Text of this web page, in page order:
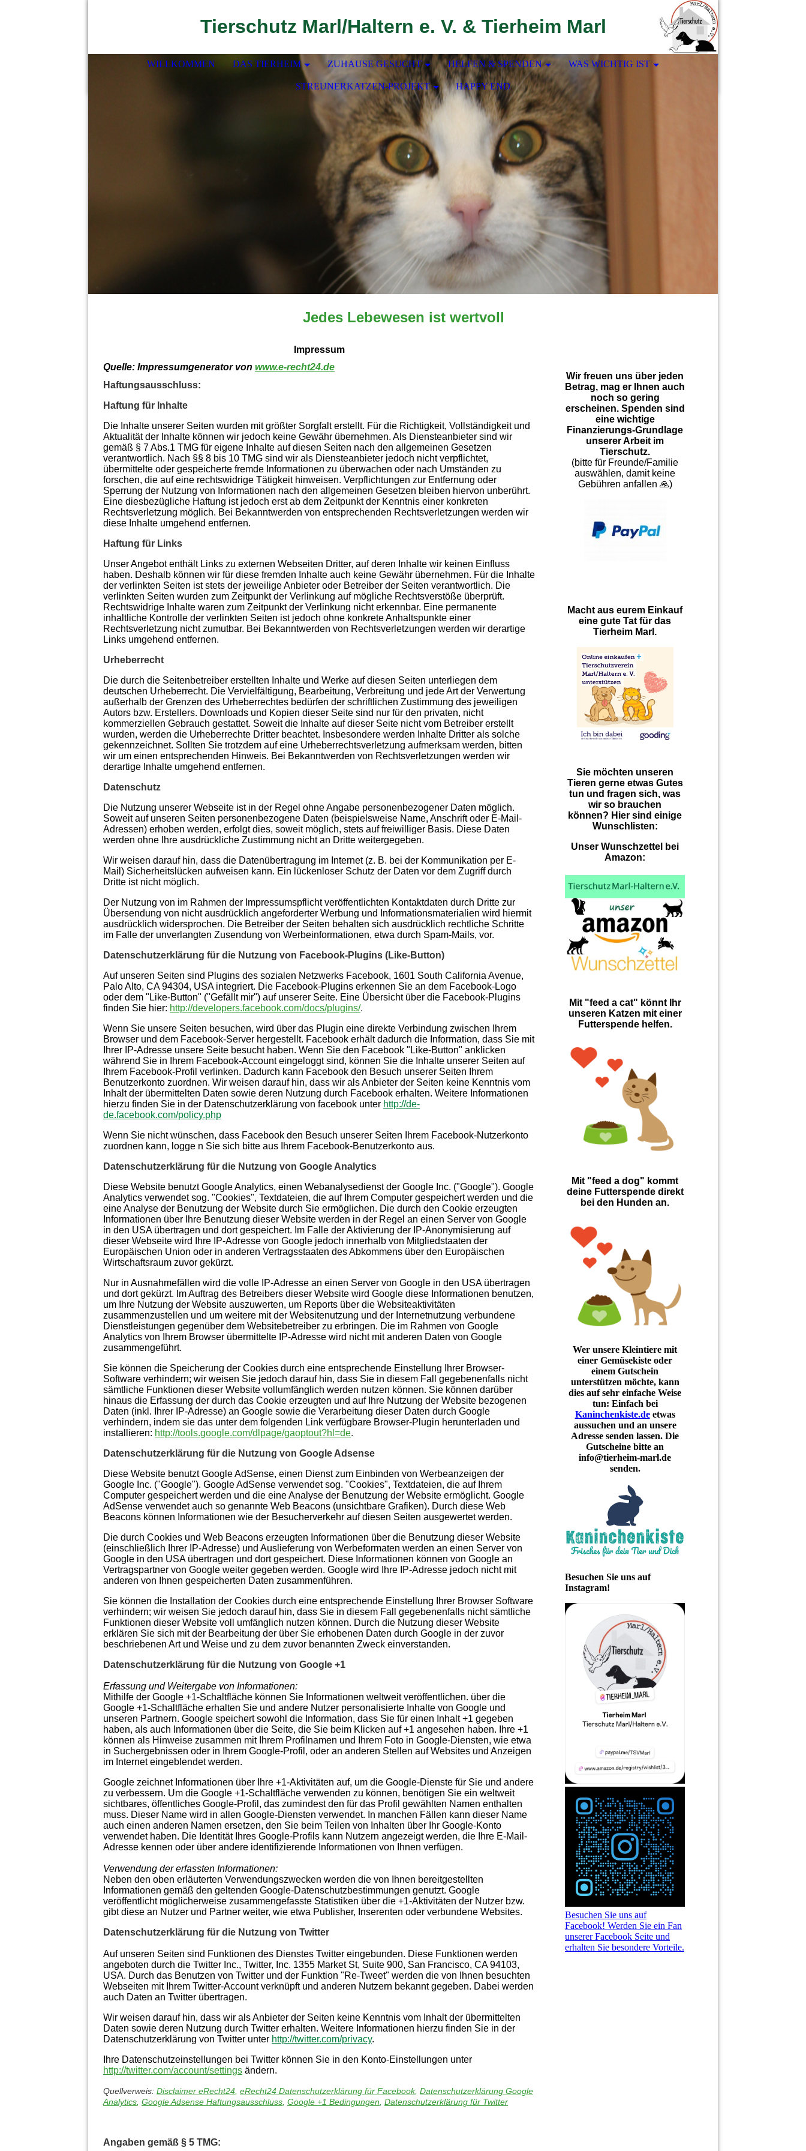
Tierschutz Marl/Haltern e. V. & Tierheim Marl
WILLKOMMEN DAS TIERHEIM ZUHAUSE GESUCHT HELFEN & SPENDEN WAS WICHTIG IST
STREUNERKATZEN-PROJEKT HAPPY END
Jedes Lebewesen ist wertvoll
Impressum
Quelle: Impressumgenerator von www.e-recht24.de
Haftungsausschluss:
Haftung für Inhalte
Die Inhalte unserer Seiten wurden mit größter Sorgfalt erstellt. Für die Richtigkeit, Vollständigkeit und
Aktualität der Inhalte können wir jedoch keine Gewähr übernehmen. Als Diensteanbieter sind wir
gemäß § 7 Abs.1 TMG für eigene Inhalte auf diesen Seiten nach den allgemeinen Gesetzen
verantwortlich. Nach §§ 8 bis 10 TMG sind wir als Diensteanbieter jedoch nicht verpflichtet,
übermittelte oder gespeicherte fremde Informationen zu überwachen oder nach Umständen zu
forschen, die auf eine rechtswidrige Tätigkeit hinweisen. Verpflichtungen zur Entfernung oder
Sperrung der Nutzung von Informationen nach den allgemeinen Gesetzen bleiben hiervon unberührt.
Eine diesbezügliche Haftung ist jedoch erst ab dem Zeitpunkt der Kenntnis einer konkreten
Rechtsverletzung möglich. Bei Bekanntwerden von entsprechenden Rechtsverletzungen werden wir
diese Inhalte umgehend entfernen.
Haftung für Links
Unser Angebot enthält Links zu externen Webseiten Dritter, auf deren Inhalte wir keinen Einfluss
haben. Deshalb können wir für diese fremden Inhalte auch keine Gewähr übernehmen. Für die Inhalte
der verlinkten Seiten ist stets der jeweilige Anbieter oder Betreiber der Seiten verantwortlich. Die
verlinkten Seiten wurden zum Zeitpunkt der Verlinkung auf mögliche Rechtsverstöße überprüft.
Rechtswidrige Inhalte waren zum Zeitpunkt der Verlinkung nicht erkennbar. Eine permanente
inhaltliche Kontrolle der verlinkten Seiten ist jedoch ohne konkrete Anhaltspunkte einer
Rechtsverletzung nicht zumutbar. Bei Bekanntwerden von Rechtsverletzungen werden wir derartige
Links umgehend entfernen.
Urheberrecht
Die durch die Seitenbetreiber erstellten Inhalte und Werke auf diesen Seiten unterliegen dem
deutschen Urheberrecht. Die Vervielfältigung, Bearbeitung, Verbreitung und jede Art der Verwertung
außerhalb der Grenzen des Urheberrechtes bedürfen der schriftlichen Zustimmung des jeweiligen
Autors bzw. Erstellers. Downloads und Kopien dieser Seite sind nur für den privaten, nicht
kommerziellen Gebrauch gestattet. Soweit die Inhalte auf dieser Seite nicht vom Betreiber erstellt
wurden, werden die Urheberrechte Dritter beachtet. Insbesondere werden Inhalte Dritter als solche
gekennzeichnet. Sollten Sie trotzdem auf eine Urheberrechtsverletzung aufmerksam werden, bitten
wir um einen entsprechenden Hinweis. Bei Bekanntwerden von Rechtsverletzungen werden wir
derartige Inhalte umgehend entfernen.
Datenschutz
Die Nutzung unserer Webseite ist in der Regel ohne Angabe personenbezogener Daten möglich.
Soweit auf unseren Seiten personenbezogene Daten (beispielsweise Name, Anschrift oder E-Mail-
Adressen) erhoben werden, erfolgt dies, soweit möglich, stets auf freiwilliger Basis. Diese Daten
werden ohne Ihre ausdrückliche Zustimmung nicht an Dritte weitergegeben.
Wir weisen darauf hin, dass die Datenübertragung im Internet (z. B. bei der Kommunikation per E-
Mail) Sicherheitslücken aufweisen kann. Ein lückenloser Schutz der Daten vor dem Zugriff durch
Dritte ist nicht möglich.
Der Nutzung von im Rahmen der Impressumspflicht veröffentlichten Kontaktdaten durch Dritte zur
Übersendung von nicht ausdrücklich angeforderter Werbung und Informationsmaterialien wird hiermit
ausdrücklich widersprochen. Die Betreiber der Seiten behalten sich ausdrücklich rechtliche Schritte
im Falle der unverlangten Zusendung von Werbeinformationen, etwa durch Spam-Mails, vor.
Datenschutzerklärung für die Nutzung von Facebook-Plugins (Like-Button)
Auf unseren Seiten sind Plugins des sozialen Netzwerks Facebook, 1601 South California Avenue,
Palo Alto, CA 94304, USA integriert. Die Facebook-Plugins erkennen Sie an dem Facebook-Logo
oder dem "Like-Button" ("Gefällt mir") auf unserer Seite. Eine Übersicht über die Facebook-Plugins
finden Sie hier: http://developers.facebook.com/docs/plugins/.
Wenn Sie unsere Seiten besuchen, wird über das Plugin eine direkte Verbindung zwischen Ihrem
Browser und dem Facebook-Server hergestellt. Facebook erhält dadurch die Information, dass Sie mit
Ihrer IP-Adresse unsere Seite besucht haben. Wenn Sie den Facebook "Like-Button" anklicken
während Sie in Ihrem Facebook-Account eingeloggt sind, können Sie die Inhalte unserer Seiten auf
Ihrem Facebook-Profil verlinken. Dadurch kann Facebook den Besuch unserer Seiten Ihrem
Benutzerkonto zuordnen. Wir weisen darauf hin, dass wir als Anbieter der Seiten keine Kenntnis vom
Inhalt der übermittelten Daten sowie deren Nutzung durch Facebook erhalten. Weitere Informationen
hierzu finden Sie in der Datenschutzerklärung von facebook unter http://de-
de.facebook.com/policy.php
Wenn Sie nicht wünschen, dass Facebook den Besuch unserer Seiten Ihrem Facebook-Nutzerkonto
zuordnen kann, logge n Sie sich bitte aus Ihrem Facebook-Benutzerkonto aus.
Datenschutzerklärung für die Nutzung von Google Analytics
Diese Website benutzt Google Analytics, einen Webanalysedienst der Google Inc. ("Google"). Google
Analytics verwendet sog. "Cookies", Textdateien, die auf Ihrem Computer gespeichert werden und die
eine Analyse der Benutzung der Website durch Sie ermöglichen. Die durch den Cookie erzeugten
Informationen über Ihre Benutzung dieser Website werden in der Regel an einen Server von Google
in den USA übertragen und dort gespeichert. Im Falle der Aktivierung der IP-Anonymisierung auf
dieser Webseite wird Ihre IP-Adresse von Google jedoch innerhalb von Mitgliedstaaten der
Europäischen Union oder in anderen Vertragsstaaten des Abkommens über den Europäischen
Wirtschaftsraum zuvor gekürzt.
Nur in Ausnahmefällen wird die volle IP-Adresse an einen Server von Google in den USA übertragen
und dort gekürzt. Im Auftrag des Betreibers dieser Website wird Google diese Informationen benutzen,
um Ihre Nutzung der Website auszuwerten, um Reports über die Websiteaktivitäten
zusammenzustellen und um weitere mit der Websitenutzung und der Internetnutzung verbundene
Dienstleistungen gegenüber dem Websitebetreiber zu erbringen. Die im Rahmen von Google
Analytics von Ihrem Browser übermittelte IP-Adresse wird nicht mit anderen Daten von Google
zusammengeführt.
Sie können die Speicherung der Cookies durch eine entsprechende Einstellung Ihrer Browser-
Software verhindern; wir weisen Sie jedoch darauf hin, dass Sie in diesem Fall gegebenenfalls nicht
sämtliche Funktionen dieser Website vollumfänglich werden nutzen können. Sie können darüber
hinaus die Erfassung der durch das Cookie erzeugten und auf Ihre Nutzung der Website bezogenen
Daten (inkl. Ihrer IP-Adresse) an Google sowie die Verarbeitung dieser Daten durch Google
verhindern, indem sie das unter dem folgenden Link verfügbare Browser-Plugin herunterladen und
installieren: http://tools.google.com/dlpage/gaoptout?hl=de.
Datenschutzerklärung für die Nutzung von Google Adsense
Diese Website benutzt Google AdSense, einen Dienst zum Einbinden von Werbeanzeigen der
Google Inc. ("Google"). Google AdSense verwendet sog. "Cookies", Textdateien, die auf Ihrem
Computer gespeichert werden und die eine Analyse der Benutzung der Website ermöglicht. Google
AdSense verwendet auch so genannte Web Beacons (unsichtbare Grafiken). Durch diese Web
Beacons können Informationen wie der Besucherverkehr auf diesen Seiten ausgewertet werden.
Die durch Cookies und Web Beacons erzeugten Informationen über die Benutzung dieser Website
(einschließlich Ihrer IP-Adresse) und Auslieferung von Werbeformaten werden an einen Server von
Google in den USA übertragen und dort gespeichert. Diese Informationen können von Google an
Vertragspartner von Google weiter gegeben werden. Google wird Ihre IP-Adresse jedoch nicht mit
anderen von Ihnen gespeicherten Daten zusammenführen.
Sie können die Installation der Cookies durch eine entsprechende Einstellung Ihrer Browser Software
verhindern; wir weisen Sie jedoch darauf hin, dass Sie in diesem Fall gegebenenfalls nicht sämtliche
Funktionen dieser Website voll umfänglich nutzen können. Durch die Nutzung dieser Website
erklären Sie sich mit der Bearbeitung der über Sie erhobenen Daten durch Google in der zuvor
beschriebenen Art und Weise und zu dem zuvor benannten Zweck einverstanden.
Datenschutzerklärung für die Nutzung von Google +1
Erfassung und Weitergabe von Informationen:
Mithilfe der Google +1-Schaltfläche können Sie Informationen weltweit veröffentlichen. über die
Google +1-Schaltfläche erhalten Sie und andere Nutzer personalisierte Inhalte von Google und
unseren Partnern. Google speichert sowohl die Information, dass Sie für einen Inhalt +1 gegeben
haben, als auch Informationen über die Seite, die Sie beim Klicken auf +1 angesehen haben. Ihre +1
können als Hinweise zusammen mit Ihrem Profilnamen und Ihrem Foto in Google-Diensten, wie etwa
in Suchergebnissen oder in Ihrem Google-Profil, oder an anderen Stellen auf Websites und Anzeigen
im Internet eingeblendet werden.
Google zeichnet Informationen über Ihre +1-Aktivitäten auf, um die Google-Dienste für Sie und andere
zu verbessern. Um die Google +1-Schaltfläche verwenden zu können, benötigen Sie ein weltweit
sichtbares, öffentliches Google-Profil, das zumindest den für das Profil gewählten Namen enthalten
muss. Dieser Name wird in allen Google-Diensten verwendet. In manchen Fällen kann dieser Name
auch einen anderen Namen ersetzen, den Sie beim Teilen von Inhalten über Ihr Google-Konto
verwendet haben. Die Identität Ihres Google-Profils kann Nutzern angezeigt werden, die Ihre E-Mail-
Adresse kennen oder über andere identifizierende Informationen von Ihnen verfügen.
Verwendung der erfassten Informationen:
Neben den oben erläuterten Verwendungszwecken werden die von Ihnen bereitgestellten
Informationen gemäß den geltenden Google-Datenschutzbestimmungen genutzt. Google
veröffentlicht möglicherweise zusammengefasste Statistiken über die +1-Aktivitäten der Nutzer bzw.
gibt diese an Nutzer und Partner weiter, wie etwa Publisher, Inserenten oder verbundene Websites.
Datenschutzerklärung für die Nutzung von Twitter
Auf unseren Seiten sind Funktionen des Dienstes Twitter eingebunden. Diese Funktionen werden
angeboten durch die Twitter Inc., Twitter, Inc. 1355 Market St, Suite 900, San Francisco, CA 94103,
USA. Durch das Benutzen von Twitter und der Funktion "Re-Tweet" werden die von Ihnen besuchten
Webseiten mit Ihrem Twitter-Account verknüpft und anderen Nutzern bekannt gegeben. Dabei werden
auch Daten an Twitter übertragen.
Wir weisen darauf hin, dass wir als Anbieter der Seiten keine Kenntnis vom Inhalt der übermittelten
Daten sowie deren Nutzung durch Twitter erhalten. Weitere Informationen hierzu finden Sie in der
Datenschutzerklärung von Twitter unter http://twitter.com/privacy.
Ihre Datenschutzeinstellungen bei Twitter können Sie in den Konto-Einstellungen unter
http://twitter.com/account/settings ändern.
Quellverweis: Disclaimer eRecht24 eRecht24 Datenschutzerklärung für Facebook, Datenschutzerklärung Google
Analytics Google Adsense Haftungsausschluss Google +1 Bedingungen Datenschutzerklärung für Twitter
Angaben gemäß § 5 TMG:
Wir freuen uns über jeden
Betrag, mag er Ihnen auch
noch so gering
erscheinen. Spenden sind
eine wichtige
Finanzierungs-Grundlage
unserer Arbeit im
Tierschutz.
(bitte für Freunde/Familie
auswählen, damit keine
Gebühren anfallen 🙏)
Macht aus eurem Einkauf
eine gute Tat für das
Tierheim Marl.
Sie möchten unseren
Tieren gerne etwas Gutes
tun und fragen sich, was
wir so brauchen
können? Hier sind einige
Wunschlisten:
Unser Wunschzettel bei
Amazon:
Mit "feed a cat" könnt Ihr
unseren Katzen mit einer
Futterspende helfen.
Mit "feed a dog" kommt
deine Futterspende direkt
bei den Hunden an.
Wer unsere Kleintiere mit
einer Gemüsekiste oder
einem Gutschein
unterstützen möchte, kann
dies auf sehr einfache Weise
tun: Einfach bei
Kaninchenkiste.deetwas
aussuchen und an unsere
Adresse senden lassen. Die
Gutscheine bitte an
info@tierheim-marl.de
senden.
Besuchen Sie uns auf
Instagram!
Besuchen Sie uns auf
Facebook! Werden Sie ein Fan
unserer Facebook Seite und
erhalten Sie besondere Vorteile.